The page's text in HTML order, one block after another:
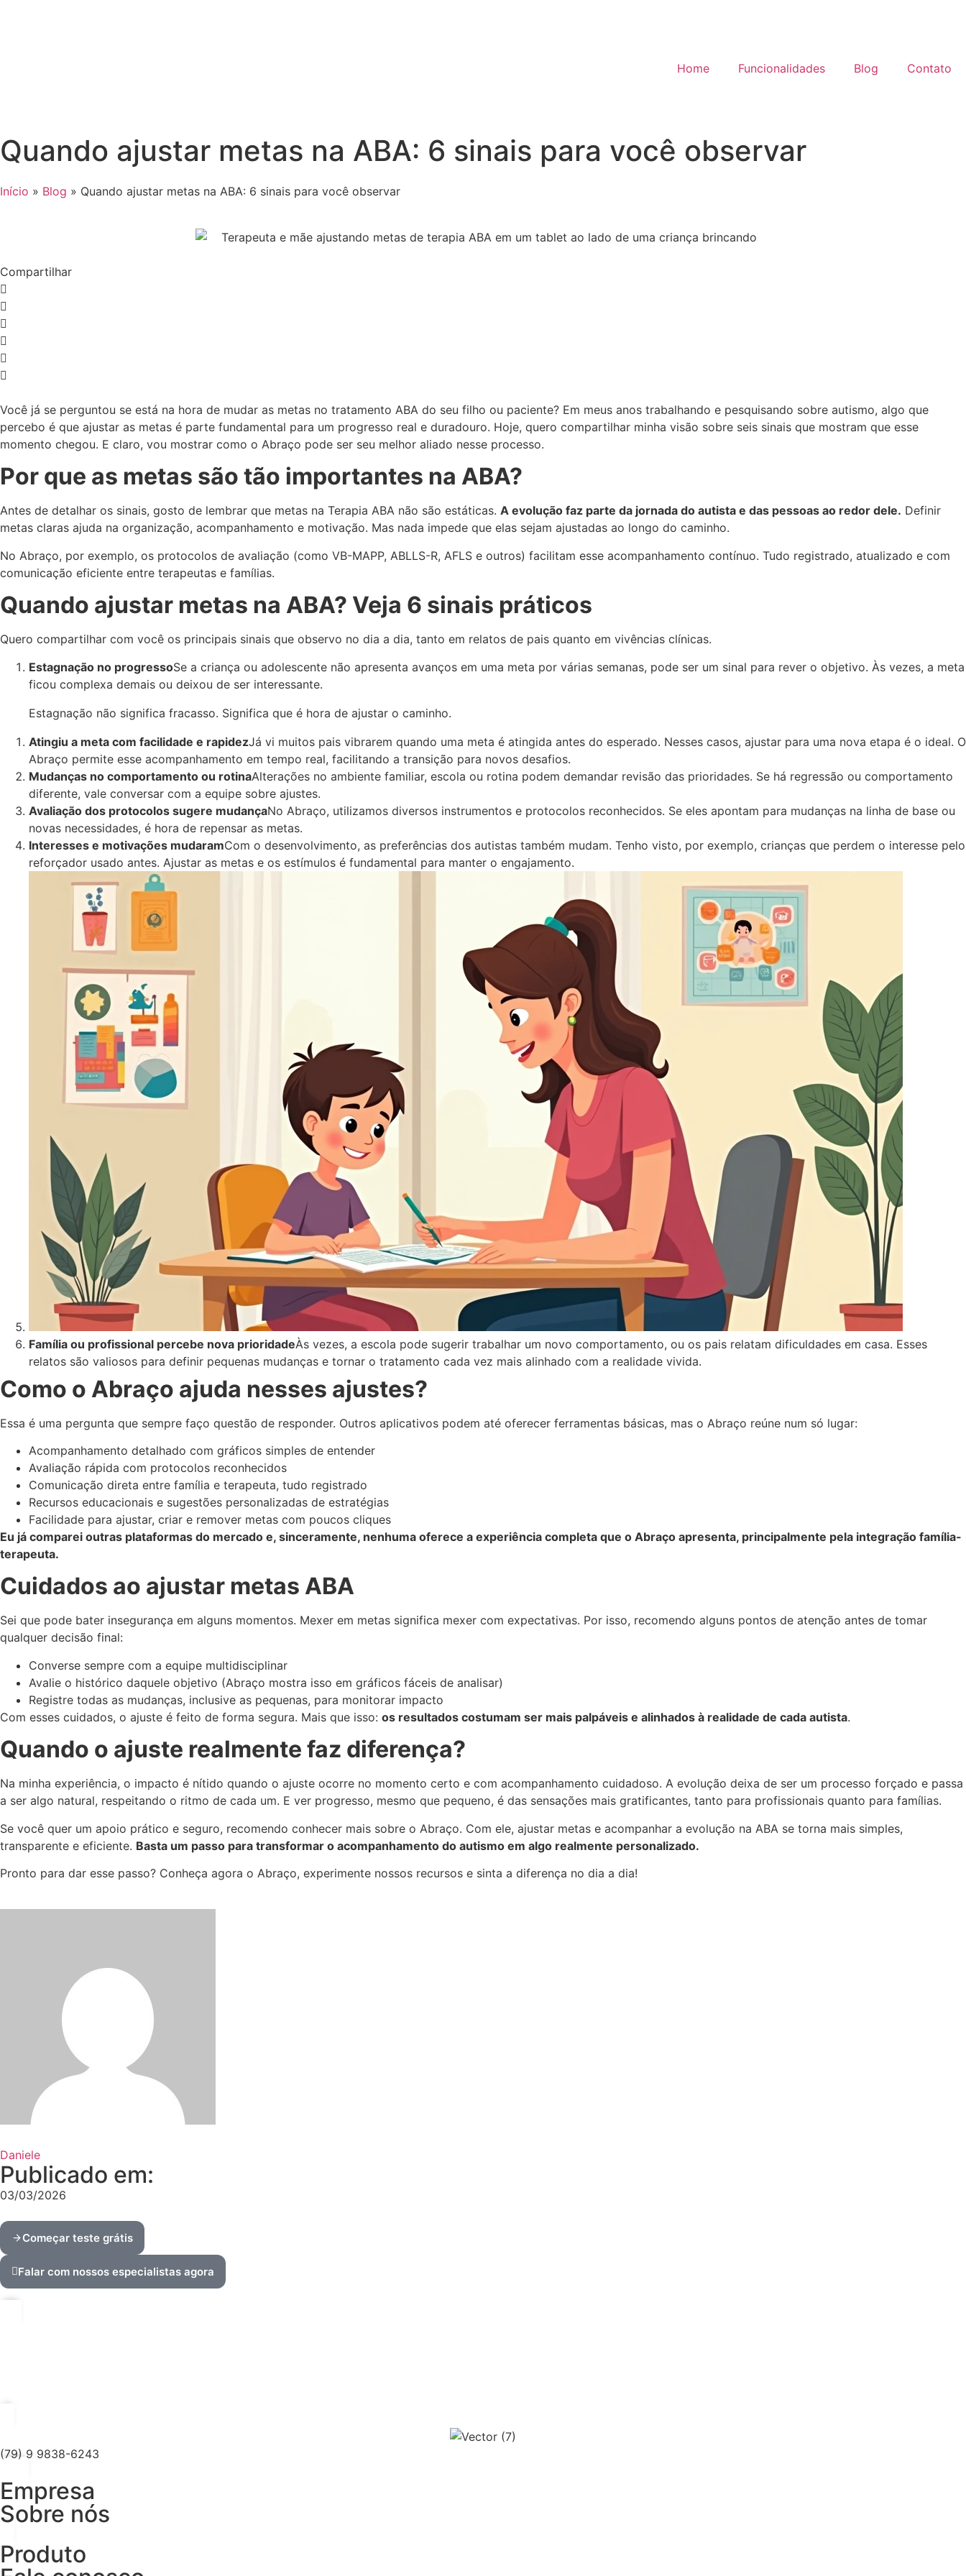
Home Funcionalidades Blog Contato
Quando ajustar metas na ABA: 6 sinais para você observar
Início » Blog » Quando ajustar metas na ABA: 6 sinais para você observar
Compartilhar
Você já se perguntou se está na hora de mudar as metas no tratamento ABA do seu filho ou paciente? Em meus anos trabalhando e pesquisando sobre autismo, algo que
percebo é que ajustar as metas é parte fundamental para um progresso real e duradouro. Hoje, quero compartilhar minha visão sobre seis sinais que mostram que esse
momento chegou. E claro, vou mostrar como o Abraço pode ser seu melhor aliado nesse processo.
Por que as metas são tão importantes na ABA?
Antes de detalhar os sinais, gosto de lembrar que metas na Terapia ABA não são estáticas. A evolução faz parte da jornada do autista e das pessoas ao redor dele. Definir
metas claras ajuda na organização, acompanhamento e motivação. Mas nada impede que elas sejam ajustadas ao longo do caminho.
No Abraço, por exemplo, os protocolos de avaliação (como VB-MAPP, ABLLS-R, AFLS e outros) facilitam esse acompanhamento contínuo. Tudo registrado, atualizado e com
comunicação eficiente entre terapeutas e famílias.
Quando ajustar metas na ABA? Veja 6 sinais práticos
Quero compartilhar com você os principais sinais que observo no dia a dia, tanto em relatos de pais quanto em vivências clínicas.
Estagnação no progressoSe a criança ou adolescente não apresenta avanços em uma meta por várias semanas, pode ser um sinal para rever o objetivo. Às vezes, a meta
ficou complexa demais ou deixou de ser interessante.
Estagnação não significa fracasso. Significa que é hora de ajustar o caminho.
Atingiu a meta com facilidade e rapidezJá vi muitos pais vibrarem quando uma meta é atingida antes do esperado. Nesses casos, ajustar para uma nova etapa é o ideal. O
Abraço permite esse acompanhamento em tempo real, facilitando a transição para novos desafios.
Mudanças no comportamento ou rotinaAlterações no ambiente familiar, escola ou rotina podem demandar revisão das prioridades. Se há regressão ou comportamento
diferente, vale conversar com a equipe sobre ajustes.
Avaliação dos protocolos sugere mudançaNo Abraço, utilizamos diversos instrumentos e protocolos reconhecidos. Se eles apontam para mudanças na linha de base ou
novas necessidades, é hora de repensar as metas.
Interesses e motivações mudaramCom o desenvolvimento, as preferências dos autistas também mudam. Tenho visto, por exemplo, crianças que perdem o interesse pelo
reforçador usado antes. Ajustar as metas e os estímulos é fundamental para manter o engajamento.
Família ou profissional percebe nova prioridadeÀs vezes, a escola pode sugerir trabalhar um novo comportamento, ou os pais relatam dificuldades em casa. Esses
relatos são valiosos para definir pequenas mudanças e tornar o tratamento cada vez mais alinhado com a realidade vivida.
Como o Abraço ajuda nesses ajustes?
Essa é uma pergunta que sempre faço questão de responder. Outros aplicativos podem até oferecer ferramentas básicas, mas o Abraço reúne num só lugar:
Acompanhamento detalhado com gráficos simples de entender
Avaliação rápida com protocolos reconhecidos
Comunicação direta entre família e terapeuta, tudo registrado
Recursos educacionais e sugestões personalizadas de estratégias
Facilidade para ajustar, criar e remover metas com poucos cliques
Eu já comparei outras plataformas do mercado e, sinceramente, nenhuma oferece a experiência completa que o Abraço apresenta, principalmente pela integração família-
terapeuta.
Cuidados ao ajustar metas ABA
Sei que pode bater insegurança em alguns momentos. Mexer em metas significa mexer com expectativas. Por isso, recomendo alguns pontos de atenção antes de tomar
qualquer decisão final:
Converse sempre com a equipe multidisciplinar
Avalie o histórico daquele objetivo (Abraço mostra isso em gráficos fáceis de analisar)
Registre todas as mudanças, inclusive as pequenas, para monitorar impacto
Com esses cuidados, o ajuste é feito de forma segura. Mais que isso: os resultados costumam ser mais palpáveis e alinhados à realidade de cada autista.
Quando o ajuste realmente faz diferença?
Na minha experiência, o impacto é nítido quando o ajuste ocorre no momento certo e com acompanhamento cuidadoso. A evolução deixa de ser um processo forçado e passa
a ser algo natural, respeitando o ritmo de cada um. E ver progresso, mesmo que pequeno, é das sensações mais gratificantes, tanto para profissionais quanto para famílias.
Se você quer um apoio prático e seguro, recomendo conhecer mais sobre o Abraço. Com ele, ajustar metas e acompanhar a evolução na ABA se torna mais simples,
transparente e eficiente. Basta um passo para transformar o acompanhamento do autismo em algo realmente personalizado.
Pronto para dar esse passo? Conheça agora o Abraço, experimente nossos recursos e sinta a diferença no dia a dia!
Daniele
Publicado em:
03/03/2026
Começar teste grátis
Falar com nossos especialistas agora
(79) 9 9838-6243
Empresa
Sobre nós
Produto